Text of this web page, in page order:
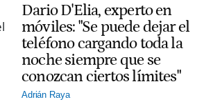
Dario D'Elia, experto en
móviles: "Se puede dejar el
teléfono cargando toda la
noche siempre que se
conozcan ciertos límites"
Adrián Raya